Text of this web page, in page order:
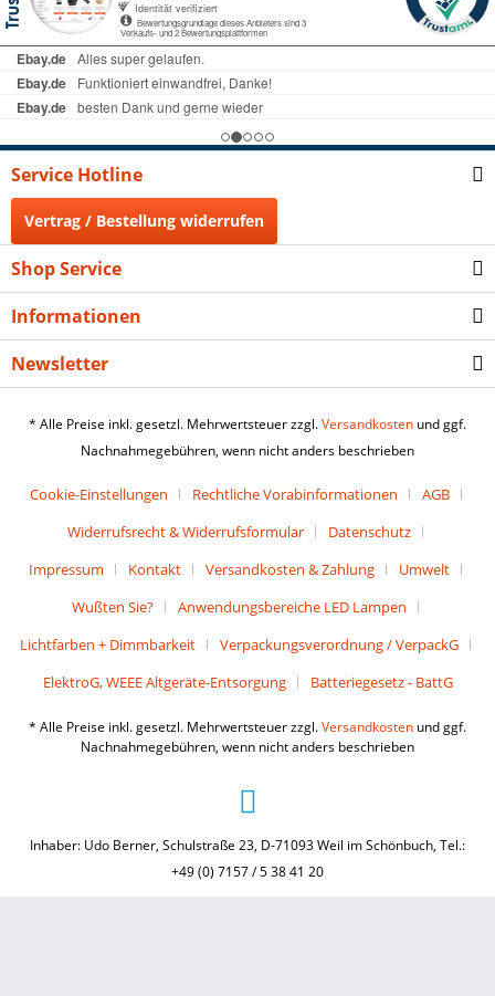
Service Hotline
Vertrag / Bestellung widerrufen
Shop Service
Informationen
Newsletter
* Alle Preise inkl. gesetzl. Mehrwertsteuer zzgl.Versandkosten und ggf.
Nachnahmegebühren, wenn nicht anders beschrieben
Cookie-Einstellungen Rechtliche Vorabinformationen
AGB
Widerrufsrecht & Widerrufsformular
Datenschutz
Impressum
Kontakt Versandkosten & Zahlung
Umwelt
Wußten Sie?
Anwendungsbereiche LED Lampen
Lichtfarben + Dimmbarkeit
Verpackungsverordnung / VerpackG
ElektroG, WEEE Altgeräte-Entsorgung
Batteriegesetz - BattG
* Alle Preise inkl. gesetzl. Mehrwertsteuer zzgl.Versandkosten und ggf.
Nachnahmegebühren, wenn nicht anders beschrieben
Inhaber: Udo Berner, Schulstraße 23, D-71093 Weil im Schönbuch, Tel.:
+49 (0) 7157 / 5 38 41 20